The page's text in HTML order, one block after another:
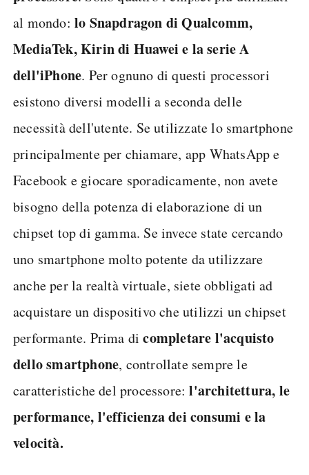
al mondo: lo Snapdragon di Qualcomm,
MediaTek, Kirin di Huawei e la serie A
dell'iPhone. Per ognuno di questi processori
esistono diversi modelli a seconda delle
necessità dell'utente. Se utilizzate lo smartphone
principalmente per chiamare, app WhatsApp e
Facebook e giocare sporadicamente, non avete
bisogno della potenza di elaborazione di un
chipset top di gamma. Se invece state cercando
uno smartphone molto potente da utilizzare
anche per la realtà virtuale, siete obbligati ad
acquistare un dispositivo che utilizzi un chipset
performante. Prima dicompletare l'acquisto
dello smartphone, controllate sempre le
caratteristiche del processore:l'architettura, le
performance, l'efficienza dei consumi e la
velocità.